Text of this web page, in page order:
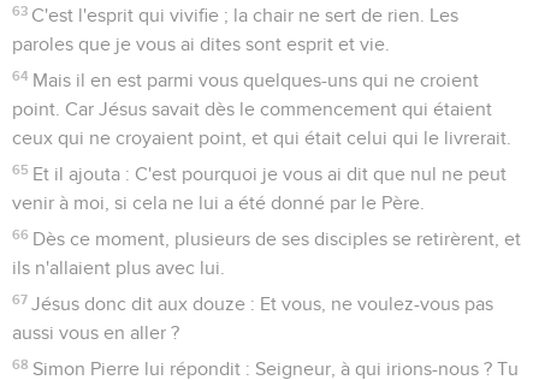
63 C'est l'esprit qui vivifie ; la chair ne sert de rien. Les
paroles que je vous ai dites sont esprit et vie.
64 Mais il en est parmi vous quelques-uns qui ne croient
point. Car Jésus savait dès le commencement qui étaient
ceux qui ne croyaient point, et qui était celui qui le livrerait.
65 Et il ajouta : C'est pourquoi je vous ai dit que nul ne peut
venir à moi, si cela ne lui a été donné par le Père.
66 Dès ce moment, plusieurs de ses disciples se retirèrent, et
ils n'allaient plus avec lui.
67 Jésus donc dit aux douze : Et vous, ne voulez-vous pas
aussi vous en aller ?
68 Simon Pierre lui répondit : Seigneur, à qui irions-nous ? Tu